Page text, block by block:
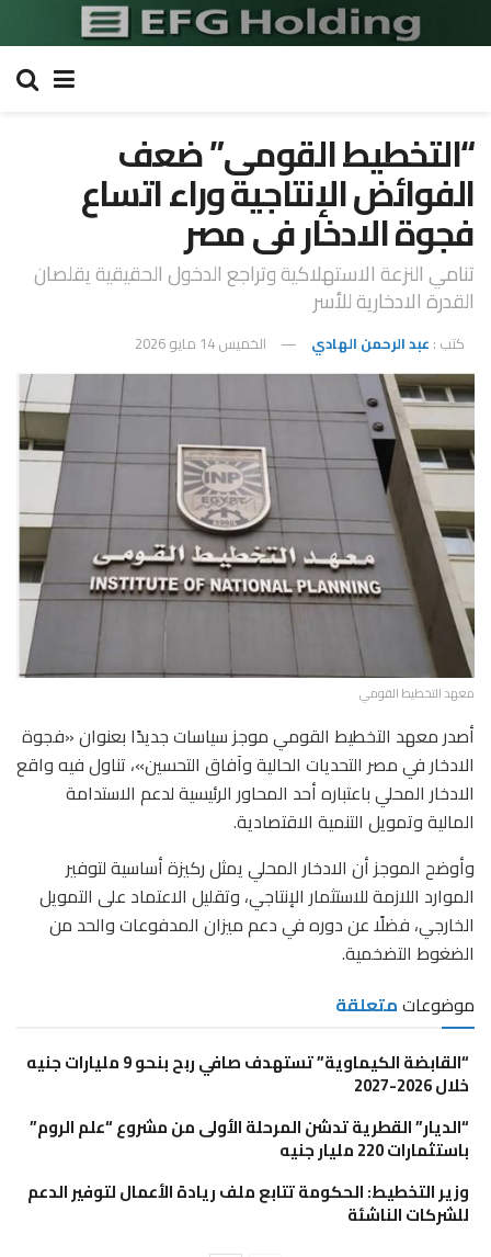
“التخطيط القومى” ضعف
الفوائض الإنتاجية وراء اتساع
فجوة الادخار فى مصر
تنامي النزعة الاستهلاكية وتراجع الدخول الحقيقية يقلصان
القدرة الادخارية للأسر
كتب : عبد الرحمن الهادي الخميس 14 مايو 2026
معهد التخطيط القومي
أصدر معهد التخطيط القومي موجز سياسات جديدًا بعنوان «فجوة
الادخار في مصر التحديات الحالية وآفاق التحسين»، تناول فيه واقع
الادخار المحلي باعتباره أحد المحاور الرئيسية لدعم الاستدامة
المالية وتمويل التنمية الاقتصادية.
وأوضح الموجز أن الادخار المحلي يمثل ركيزة أساسية لتوفير
الموارد اللازمة للاستثمار الإنتاجي، وتقليل الاعتماد على التمويل
الخارجي، فضلًا عن دوره في دعم ميزان المدفوعات والحد من
الضغوط التضخمية.
موضوعاتمتعلقة
“القابضة الكيماوية” تستهدف صافي ربح بنحو 9 مليارات جنيه
خلال 2026-2027
“الديار” القطرية تدشن المرحلة الأولى من مشروع “علم الروم”
باستثمارات 220 مليار جنيه
وزير التخطيط: الحكومة تتابع ملف ريادة الأعمال لتوفير الدعم
للشركات الناشئة